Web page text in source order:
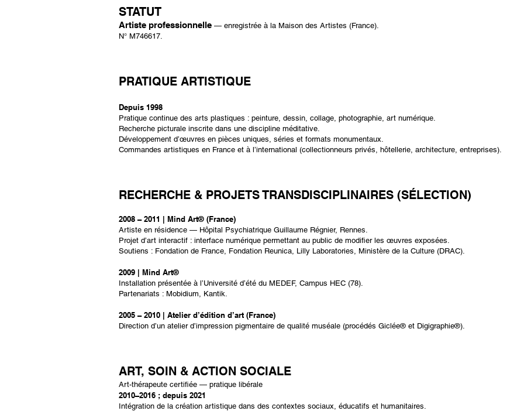
STATUT
Artiste professionnelle — enregistrée à la Maison des Artistes (France).
N° M746617.
PRATIQUE ARTISTIQUE
Depuis 1998
Pratique continue des arts plastiques : peinture, dessin, collage, photographie, art numérique.
Recherche picturale inscrite dans une discipline méditative.
Développement d’œuvres en pièces uniques, séries et formats monumentaux.
Commandes artistiques en France et à l’international (collectionneurs privés, hôtellerie, architecture, entreprises).​
RECHERCHE & PROJETS TRANSDISCIPLINAIRES (SÉLECTION)
2008 – 2011 | Mind Art® (France)
Artiste en résidence — Hôpital Psychiatrique Guillaume Régnier, Rennes.
Projet d’art interactif : interface numérique permettant au public de modifier les œuvres exposées.
Soutiens : Fondation de France, Fondation Reunica, Lilly Laboratories, Ministère de la Culture (DRAC).
2009 | Mind Art®
Installation présentée à l’Université d’été du MEDEF, Campus HEC (78).
Partenariats : Mobidium, Kantik.
2005 – 2010 | Atelier d’édition d’art (France)
Direction d’un atelier d’impression pigmentaire de qualité muséale (procédés Giclée® et Digigraphie®).
ART, SOIN & ACTION SOCIALE
Art-thérapeute certifiée — pratique libérale
2010–2016 ; depuis 2021
Intégration de la création artistique dans des contextes sociaux, éducatifs et humanitaires.